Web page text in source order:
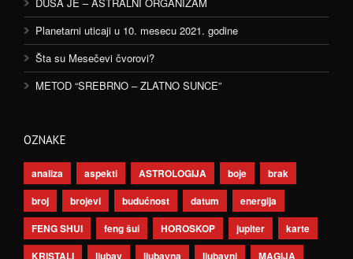
Planetarni uticaji u 10. mesecu 2021. godine
Šta su Mesečevi čvorovi?
METOD “SREBRNO – ZLATNO SUNCE”
OZNAKE
analiza aspekti ASTROLOGIJA boje
brak
broj
brojevi budućnost datum
energija
FENG SHUI
feng šui HOROSKOP jupiter
karte
KRISTALI
ljubav ljubavna ljubavni MAGIJA